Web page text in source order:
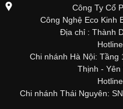
Công Ty Cổ
Công Nghệ Eco Kinh
Địa chỉ : Thành
Chi nhánh Hà Nội:
Thịnh - Yên
Chi nhánh Thái Nguyên: